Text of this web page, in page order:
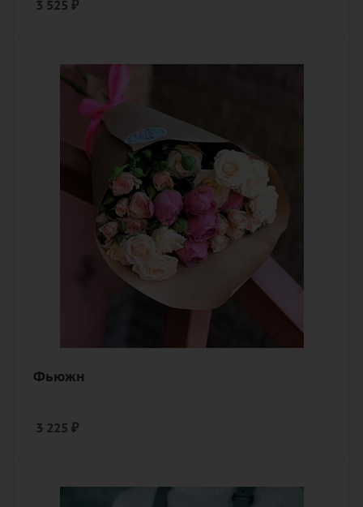
3 525 ₽
Количество
Описание
роза кустовая, роза пионовидная,
лента, дизайнерская упаковка
Фьюжн
3 225 ₽
Количество